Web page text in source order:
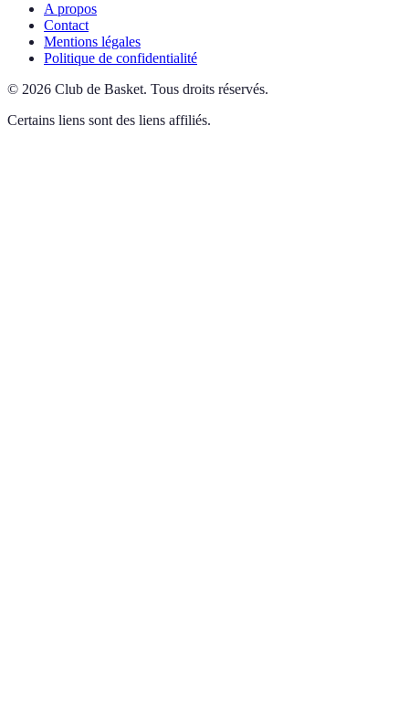
A propos
Contact
Mentions légales
Politique de confidentialité
© 2026 Club de Basket. Tous droits réservés.
Certains liens sont des liens affiliés.